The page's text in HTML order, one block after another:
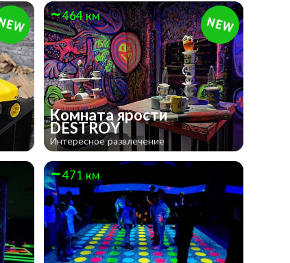
464 км
Комната ярости
DESTROY
Интересное развлечение
471 км